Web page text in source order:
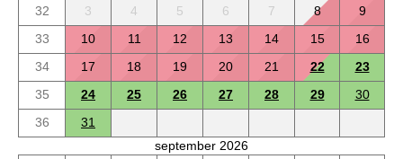
32
3 4 5 6 7 8
9
33
10 11 12 13 14 15
16
34
17 18 19 20 21 22
23
35
24 25 26 27 28 29
30
36
31
september 2026